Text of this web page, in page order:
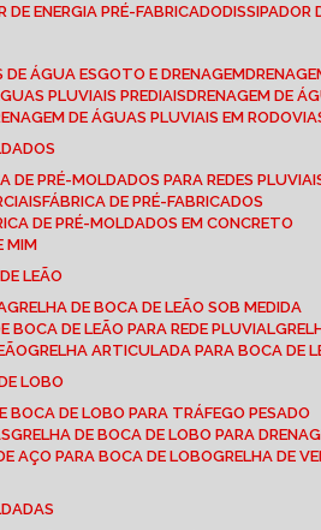
DE ENERGIA PRÉ-FABRICADO
DE ÁGUA ESGOTO E DRENAGEM
PLUVIAIS PREDIAIS
DRENAGEM DE
DE ÁGUAS PLUVIAIS EM
DE PRÉ-MOLDADOS PARA REDES
FÁBRICA DE PRÉ-FABRICADOS
DE PRÉ-MOLDADOS EM CONCRETO
MIM
LEÃO
GRELHA DE BOCA DE LEÃO SOB MEDIDA
BOCA DE LEÃO PARA REDE PLUVIAL
GRELHA ARTICULADA PARA BOCA DE
LOBO
BOCA DE LOBO PARA TRÁFEGO PESADO
GRELHA DE BOCA DE LOBO PARA
DE AÇO PARA BOCA DE LOBO
GRELHA DE